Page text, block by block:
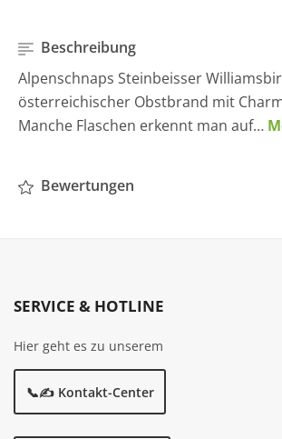
Beschreibung
Alpenschnaps Steinbeisser
österreichischer Obstbrand mit
Manche Flaschen erkennt man auf…
Bewertungen
SERVICE & HOTLINE
Hier geht es zu unserem
📞✍️ Kontakt-Center